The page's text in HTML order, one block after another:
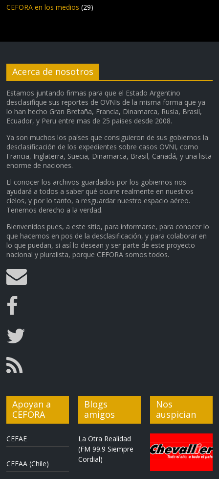
CEFORA en los medios (29)
Acerca de nosotros
Estamos juntando firmas para que el Estado Argentino
desclasifique sus reportes de OVNIs de la misma forma que ya
lo han hecho Gran Bretaña, Francia, Dinamarca, Rusia, Brasil,
Ecuador, y Peru entre mas de 25 paises desde 2008.
Ya son muchos los países que consiguieron de sus gobiernos la
desclasificación de los expedientes sobre casos OVNI, como
Francia, Inglaterra, Suecia, Dinamarca, Brasil, Canadá, y una lista
enorme de naciones.
El conocer los archivos guardados por los gobiernos nos
ayudará a todos a saber qué ocurre realmente en nuestros
cielos, y por lo tanto, a resguardar nuestro espacio aéreo.
Tenemos derecho a la verdad.
Bienvenidos pues, a este sitio, para informarse, para conocer lo
que hacemos en pos de la desclasificación, y para colaborar en
lo que puedan, si así lo desean y ser parte de este proyecto
nacional y pluralista, porque CEFORA somos todos.
Apoyan a
CEFORA
CEFAE
CEFAA (Chile)
Blogs
amigos
La Otra Realidad
(FM 99.9 Siempre
Cordial)
Nos
auspician